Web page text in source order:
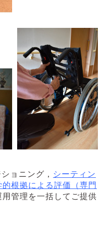
ョニング， シーティン
的根拠による評価（専門
用管理を一括してご提供